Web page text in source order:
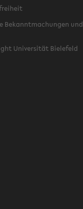
Bekanntmachungen und
Universität Bielefeld